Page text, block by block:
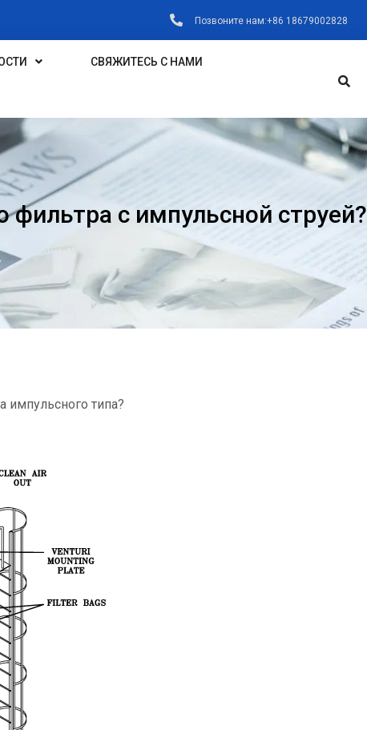
Позвоните нам:+86 18679002828
СВЯЖИТЕСЬ С НАМИ
с импульсной струей?
импульсного типа?